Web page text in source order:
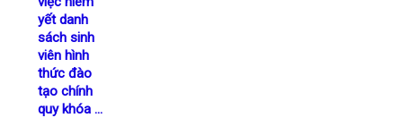
yết danh
sách sinh
viên hình
thức đào
tạo chính
quy khóa ...